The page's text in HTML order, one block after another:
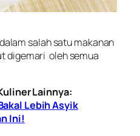
salah satu makanan
digemari oleh semua
Lainnya:
Lebih Asyik
Ini!